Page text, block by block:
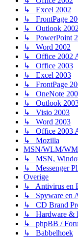
↳ Excel 2002
↳ FrontPage
↳ Outlook 2002
↳ PowerPoint
↳ Word 2002
↳ Office 2002
↳ Office 2003
↳ Excel 2003
↳ FrontPage
↳ OneNote
↳ Outlook
↳ Visio 2003
↳ Word 2003
↳ Office 2003
↳ Mozilla
MSN/WLM/
↳ MSN,
↳ Messenger
Overige
↳ Antivirus en
↳ Spyware en
↳ CD Brand
↳ Hardware &
↳ phpBB /
↳ Babbelhoek